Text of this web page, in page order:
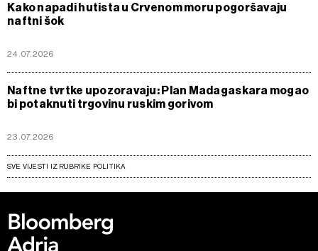
Kako napadi hutista u Crvenom moru pogoršavaju
naftni šok
24.07.2026
Naftne tvrtke upozoravaju: Plan Madagaskara mogao
bi potaknuti trgovinu ruskim gorivom
23.07.2026
SVE VIJESTI IZ RUBRIKE POLITIKA